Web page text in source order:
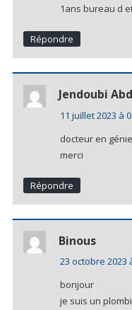
1ans bureau d
Répondre
Jendoubi
11 juillet 2023 à
docteur en
merci
Répondre
Binous
23 octobre 2023
bonjour
je suis un